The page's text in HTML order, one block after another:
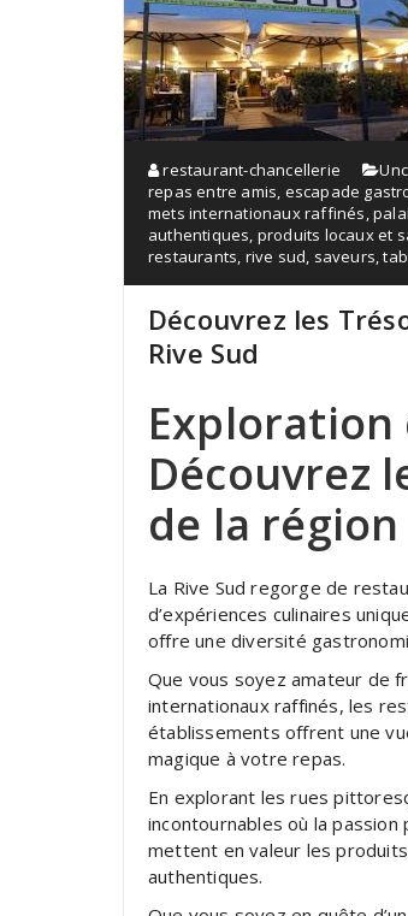
restaurant-chancellerie
repas entre amis, escapade
mets internationaux raffinés,
authentiques, produits locaux et
restaurants, rive sud, saveurs,
Découvrez les
Rive Sud
Exploration
Découvrez
de la région
La Rive Sud regorge de
d’expériences culinaires
offre une diversité
Que vous soyez amateur de
internationaux raffinés, les
établissements offrent une
magique à votre repas.
En explorant les rues
incontournables où la
mettent en valeur les
authentiques.